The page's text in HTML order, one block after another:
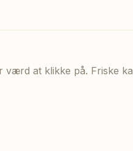
at klikke på. Friske